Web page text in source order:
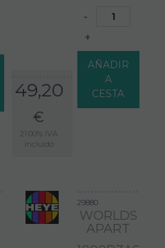
49,20
€
21.00% IVA
incluido
-
+
AÑADIR
A
CESTA
29880
WORLDS
APART